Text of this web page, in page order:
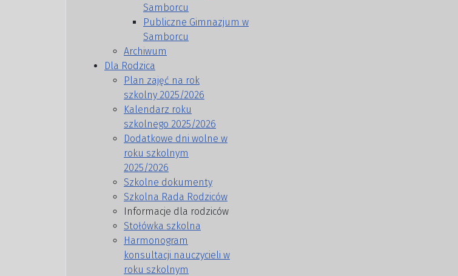
Samborcu
Publiczne Gimnazjum w
Samborcu
Archiwum
Dla Rodzica
Plan zajęć na rok
szkolny 2025/2026
Kalendarz roku
szkolnego 2025/2026
Dodatkowe dni wolne w
roku szkolnym
2025/2026
Szkolne dokumenty
Szkolna Rada Rodziców
Informacje dla rodziców
Stołówka szkolna
Harmonogram
konsultacji nauczycieli w
roku szkolnym